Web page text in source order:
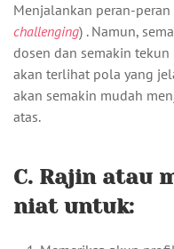
Menjalankan peran-
challenging) . Namun,
dosen dan semakin
akan terlihat pola yang
akan semakin mudah
atas.
C. Rajin atau
niat untuk: